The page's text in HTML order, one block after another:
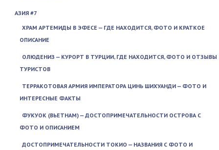
АЗИЯ #7
ХРАМ АРТЕМИДЫ В ЭФЕСЕ — ГДЕ НАХОДИТСЯ, ФОТО И КРАТКОЕ
ОПИСАНИЕ
ОЛЮДЕНИЗ — КУРОРТ В ТУРЦИИ, ГДЕ НАХОДИТСЯ, ФОТО И ОТЗЫВЫ
ТУРИСТОВ
ТЕРРАКОТОВАЯ АРМИЯ ИМПЕРАТОРА ЦИНЬ ШИХУАНДИ — ФОТО И
ИНТЕРЕСНЫЕ ФАКТЫ
ФУКУОК (ВЬЕТНАМ) — ДОСТОПРИМЕЧАТЕЛЬНОСТИ ОСТРОВА С
ФОТО И ОПИСАНИЕМ
ДОСТОПРИМЕЧАТЕЛЬНОСТИ ТОКИО — НАЗВАНИЯ С ФОТО И